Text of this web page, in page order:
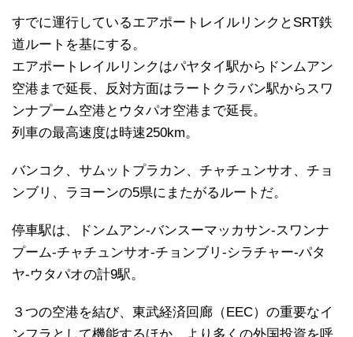
すでに運行しているエアポートレイルリンクとSRT鉄
道ルートを基にする。
エアポートレイルリンクはパヤタイ駅からドンムアン
空港まで延長、反対方面はラートクラバン駅からスワ
ンナプーム空港とウタパオ空港まで延長。
列車の最高速度は時速250km。
バンコク、サムットプラカン、チャチュンサオ、チョ
ンブリ、ラヨーンの5県にまたがるルートだ。
停車駅は、ドンムアン-バンスーマッカサン-スワンナ
プーム-チャチュンサオ-チョンブリ-シラチャー-パタ
ヤ-ウタパオの計9駅。
３つの空港を結び、東武経済回廊（EEC）の重要なイ